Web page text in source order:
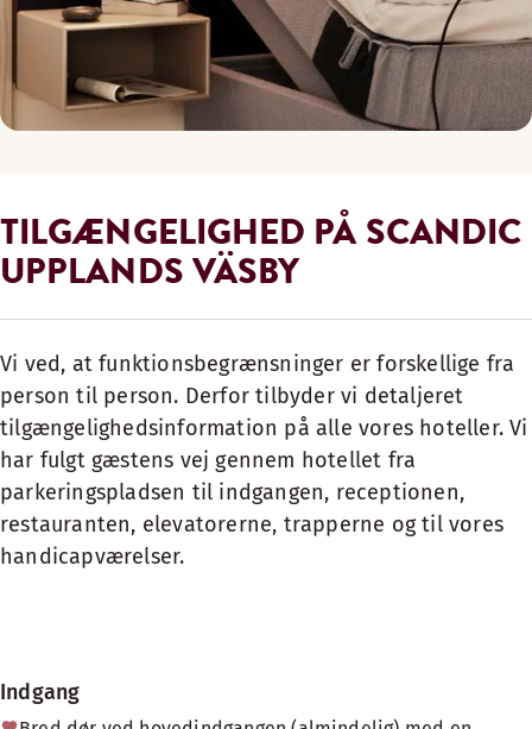
TILGÆNGELIGHED PÅ SCANDIC
UPPLANDS VÄSBY
Vi ved, at funktionsbegrænsninger er forskellige fra
person til person. Derfor tilbyder vi detaljeret
tilgængelighedsinformation på alle vores hoteller. Vi
har fulgt gæstens vej gennem hotellet fra
parkeringspladsen til indgangen, receptionen,
restauranten, elevatorerne, trapperne og til vores
handicapværelser.
Indgang